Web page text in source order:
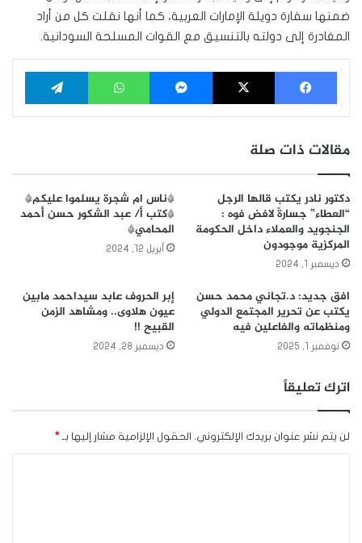
ضمنها سفارة دويلة الإمارات العربية، كما أنها نقلت كل من أراد
المغادرة إلى دولته بالتنسيق مع القوات المسلحة السودانية.
فيسبوك ‫X ماسنجر واتساب
مقالات ذات صلة
دكتور نادر يكتب قالها الرجل
“العطاء” جسارةً لافض فوه :
الجنجويد والعملاء داخل الحكومة
المركزية موجودون
ديسمبر 1, 2024
*ناس ام شجرة يسلموا عليكم*
*كتب أ/ عبد الشكور حسن أحمد
المحامي*
أبريل 12, 2024
افق جديد: د.تجاني محمد حسن
يكتب عن تحرير المجتمع الدولي
ومنظماته والفاعلين فيه
نوفمبر 1, 2025
إبر الحروف عابد سيداحمد مابين
عيون هلاوى.. ومشاهد الزمن
القبيح !!
ديسمبر 28, 2024
اترك تعليقاً
لن يتم نشر عنوان بريدك الإلكتروني. الحقول الإلزامية مشار إليها بـ *